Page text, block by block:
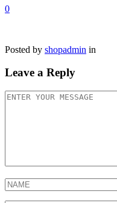
0
Posted by shopadmin in
Leave a Reply